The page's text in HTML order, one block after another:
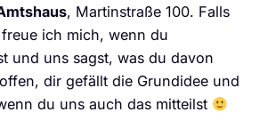
, Martinstraße 100. Falls
ich mich, wenn du
und uns sagst, was du davon
dir gefällt die Grundidee und
du uns auch das mitteilst